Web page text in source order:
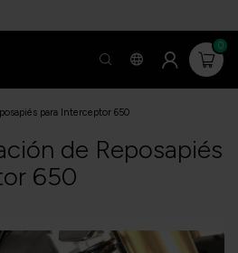
0
para Interceptor 650
de Reposapiés
650